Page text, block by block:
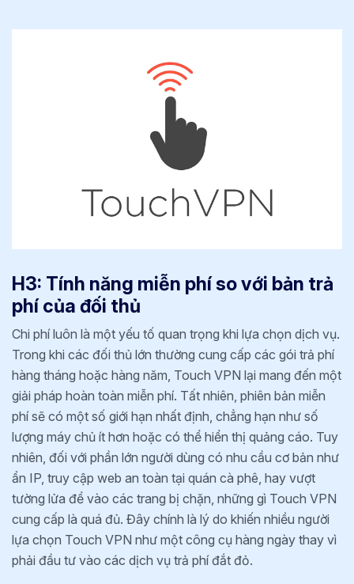
H3: Tính năng miễn phí so với bản trả
phí của đối thủ
Chi phí luôn là một yếu tố quan trọng khi lựa chọn dịch vụ.
Trong khi các đối thủ lớn thường cung cấp các gói trả phí
hàng tháng hoặc hàng năm, Touch VPN lại mang đến một
giải pháp hoàn toàn miễn phí. Tất nhiên, phiên bản miễn
phí sẽ có một số giới hạn nhất định, chẳng hạn như số
lượng máy chủ ít hơn hoặc có thể hiển thị quảng cáo. Tuy
nhiên, đối với phần lớn người dùng có nhu cầu cơ bản như
ẩn IP, truy cập web an toàn tại quán cà phê, hay vượt
tường lửa để vào các trang bị chặn, những gì Touch VPN
cung cấp là quá đủ. Đây chính là lý do khiến nhiều người
lựa chọn Touch VPN như một công cụ hàng ngày thay vì
phải đầu tư vào các dịch vụ trả phí đắt đỏ.